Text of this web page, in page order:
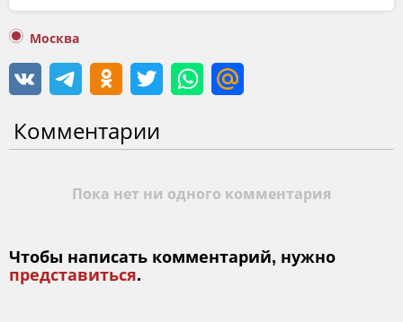
Москва
Комментарии
Пока нет ни одного комментария
Чтобы написать комментарий, нужно
представиться.